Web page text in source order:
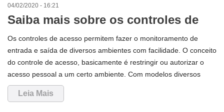
04/02/2020 - 16:21
Saiba mais sobre os controles de
acesso
Os controles de acesso permitem fazer o monitoramento de
entrada e saída de diversos ambientes com facilidade. O conceito
do controle de acesso, basicamente é restringir ou autorizar o
acesso pessoal a um certo ambiente. Com modelos diversos
através de acesso com biometria, cartão de proximidade ou
senha, os controles de acessos garantem maior segurança para
Leia Mais